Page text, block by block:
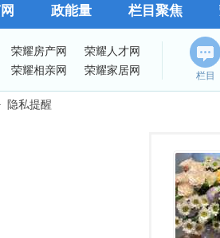
政能量 栏目聚焦
荣耀房产网
荣耀人才网
荣耀相亲网
荣耀家居网 栏目
隐私提醒